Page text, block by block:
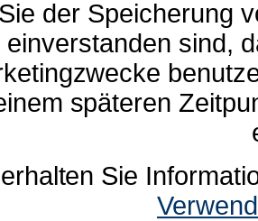
Sie der Speicherung
einverstanden sind,
späteren
Sie